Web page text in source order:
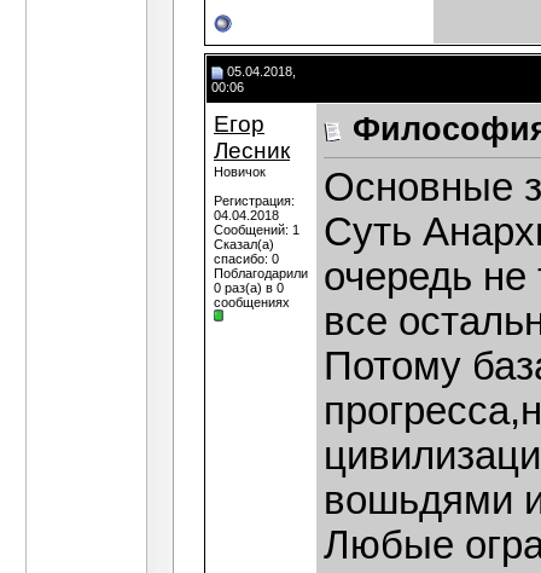
05.04.2018,
00:06
Егор
Лесник
Новичок
Регистрация:
04.04.2018
Сообщений: 1
Сказал(а)
спасибо: 0
Поблагодарили
0 раз(а) в 0
сообщениях
Основные
Суть
очередь не
все
Потому
вошьдями
Любые